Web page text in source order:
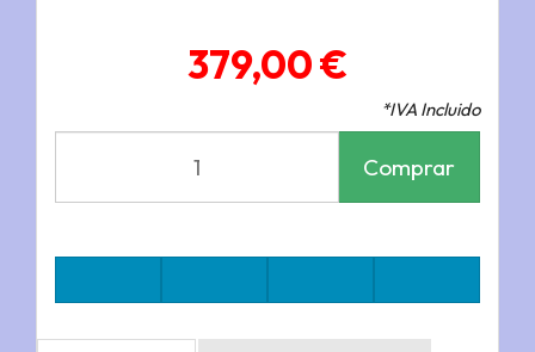
379,00 €
*IVA Incluido
Comprar